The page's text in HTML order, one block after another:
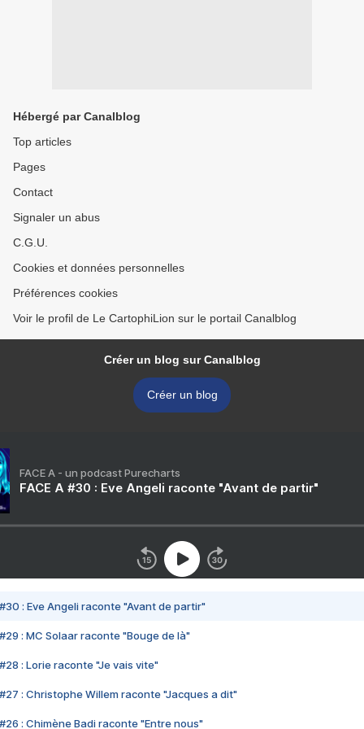
Hébergé par Canalblog
Top articles
Pages
Contact
Signaler un abus
C.G.U.
Cookies et données personnelles
Préférences cookies
Voir le profil de Le CartophiLion sur le portail Canalblog
Créer un blog sur Canalblog
Créer un blog
FACE A - un podcast Purecharts
FACE A #30 : Eve Angeli raconte "Avant de partir"
#30 : Eve Angeli raconte "Avant de partir"
#29 : MC Solaar raconte "Bouge de là"
#28 : Lorie raconte "Je vais vite"
#27 : Christophe Willem raconte "Jacques a dit"
#26 : Chimène Badi raconte "Entre nous"